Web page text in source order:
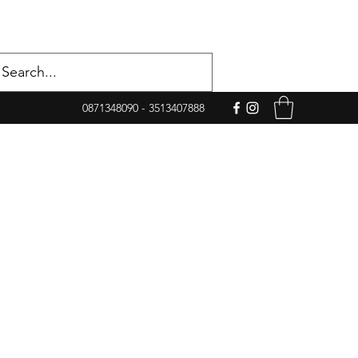
0871348090 - 3513407888